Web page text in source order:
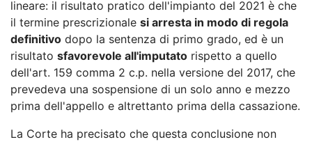
lineare: il risultato pratico dell'impianto del 2021 è che
il termine prescrizionale si arresta in modo di regola
definitivo dopo la sentenza di primo grado, ed è un
risultato sfavorevole all'imputato rispetto a quello
dell'art. 159 comma 2 c.p. nella versione del 2017, che
prevedeva una sospensione di un solo anno e mezzo
prima dell'appello e altrettanto prima della cassazione.
La Corte ha precisato che questa conclusione non